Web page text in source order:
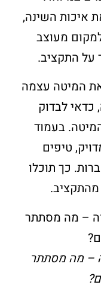
איכות השינה,
מעוצב
על התקציב.
המיטה עצמה
כדאי לבדוק
בעמוד
טיפים
כך תוכלו
– מה מסתתר